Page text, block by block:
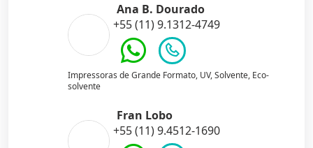
Ana B. Dourado
+55 (11) 9.1312-4749
Impressoras de Grande Formato, UV, Solvente, Eco-
solvente
Fran Lobo
+55 (11) 9.4512-1690